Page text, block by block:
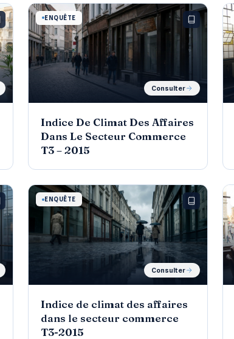
ENQUÊTE
Consulter
Indice De Climat Des Affaires
Dans Le Secteur Commerce
T3 – 2015
ENQUÊTE
Consulter
Indice de climat des affaires
dans le secteur commerce
T3-2015